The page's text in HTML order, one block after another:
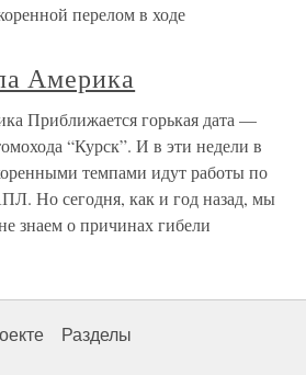
перелом в ходе
Америка
Приближается горькая дата —
“Курск”. И в эти недели в
темпами идут работы по
Но сегодня, как и год назад, мы
знаем о причинах гибели
Разделы